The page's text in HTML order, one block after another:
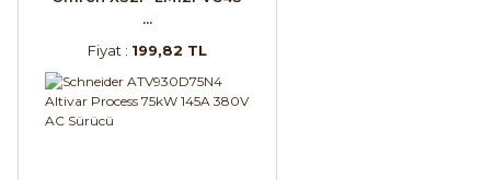
...
Fiyat : 199,82 TL